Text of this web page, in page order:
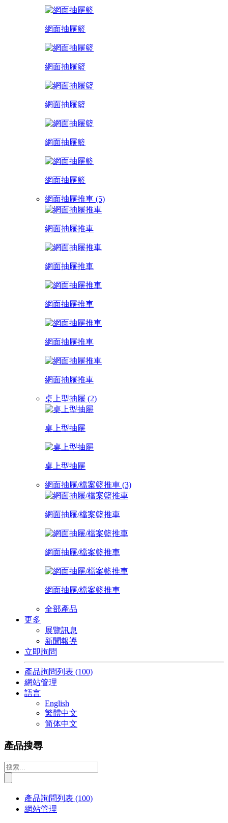
網面抽屜籃
網面抽屜籃
網面抽屜籃
網面抽屜籃
網面抽屜籃
網面抽屜推車 (5)
網面抽屜推車
網面抽屜推車
網面抽屜推車
網面抽屜推車
網面抽屜推車
桌上型抽屜 (2)
桌上型抽屜
桌上型抽屜
網面抽屜/檔案籃推車 (3)
網面抽屜/檔案籃推車
網面抽屜/檔案籃推車
網面抽屜/檔案籃推車
全部產品
更多
展覽訊息
新聞報導
立即詢問
產品詢問列表 (100)
網站管理
語言
English
繁體中文
简体中文
產品搜尋
產品詢問列表 (100)
網站管理